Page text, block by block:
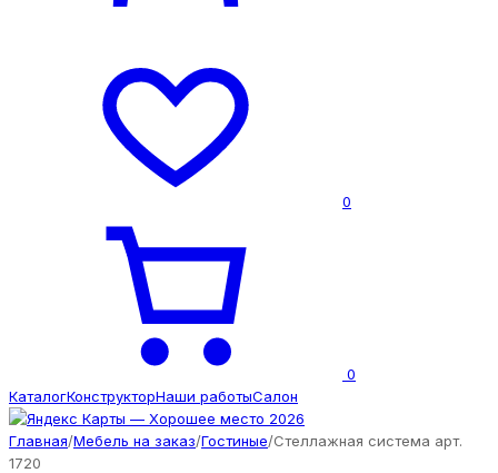
0
0
КаталогКонструкторНаши работыСалон
Главная/Мебель на заказ/Гостиные/Стеллажная система арт.
1720